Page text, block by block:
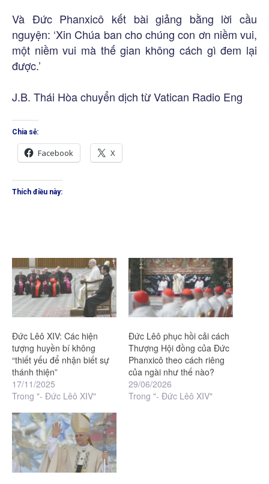
Và Đức Phanxicô kết bài giảng bằng lời cầu
nguyện: ‘Xin Chúa ban cho chúng con ơn niềm vui,
một niềm vui mà thế gian không cách gì đem lại
được.’
J.B. Thái Hòa chuyển dịch từ Vatican Radio Eng
Chia sẻ:
Facebook X
Thích điều này:
Đức Lêô XIV: Các hiện
tượng huyền bí không
“thiết yếu để nhận biết sự
thánh thiện”
17/11/2025
Trong "- Đức Lêô XIV"
Đức Lêô phục hồi cải cách
Thượng Hội đồng của Đức
Phanxicô theo cách riêng
của ngài như thế nào?
29/06/2026
Trong "- Đức Lêô XIV"